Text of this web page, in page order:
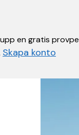
en gratis
Skapa konto